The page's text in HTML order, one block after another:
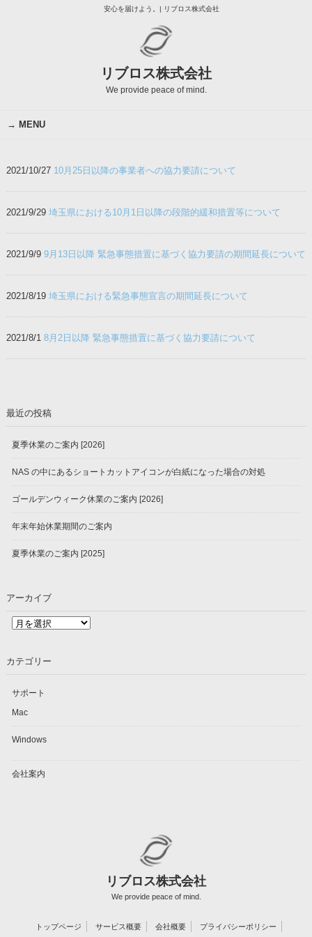
安心を届けよう。| リブロス株式会社
リブロス株式会社
We provide peace of mind.
MENU
2021/10/27 10月25日以降の事業者への協力要請について
2021/9/29 埼玉県における10月1日以降の段階的緩和措置等について
2021/9/9 9月13日以降 緊急事態措置に基づく協力要請の期間延長について
2021/8/19 埼玉県における緊急事態宣言の期間延長について
2021/8/1 8月2日以降 緊急事態措置に基づく協力要請について
最近の投稿
夏季休業のご案内 [2026]
NAS の中にあるショートカットアイコンが白紙になった場合の対処
ゴールデンウィーク休業のご案内 [2026]
年末年始休業期間のご案内
夏季休業のご案内 [2025]
アーカイブ
ア
イ
カテゴリー
サポート
Mac
Windows
会社案内
リブロス株式会社
We provide peace of mind.
トップページ サービス概要 会社概要 プライバシーポリシー